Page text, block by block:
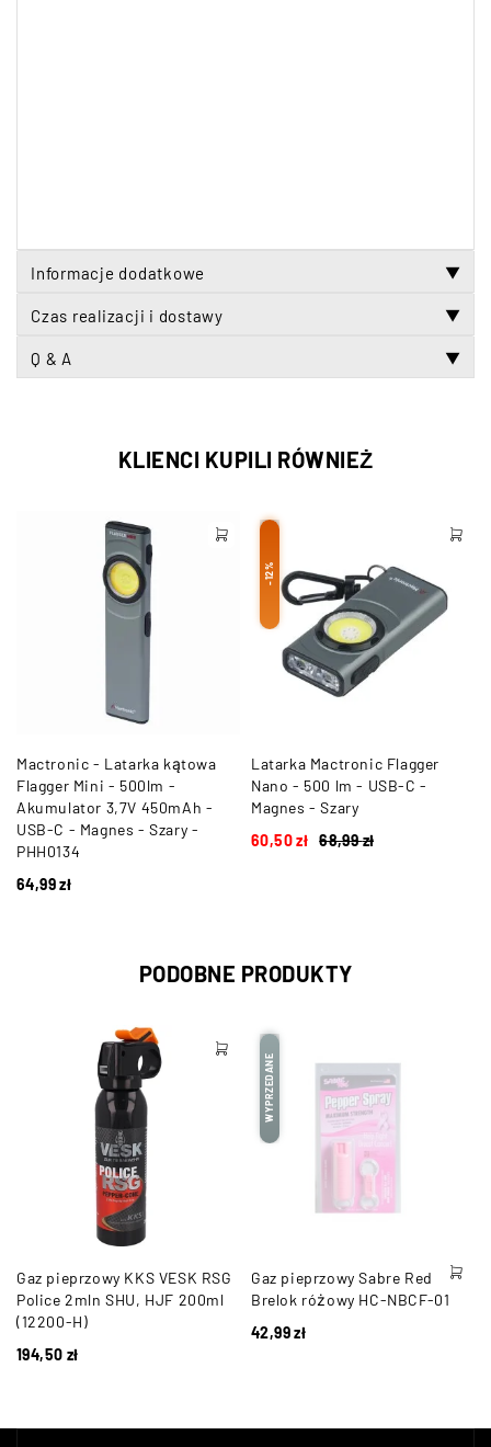
Informacje dodatkowe ▼
Czas realizacji i dostawy ▼
Q & A ▼
KLIENCI KUPILI RÓWNIEŻ
Mactronic - Latarka kątowa
Flagger Mini - 500lm -
Akumulator 3,7V 450mAh -
USB-C - Magnes - Szary -
PHH0134
64,99zł
-12%
Latarka Mactronic Flagger
Nano - 500 lm - USB-C -
Magnes - Szary
68,99zł
60,50zł
PODOBNE PRODUKTY
Gaz pieprzowy KKS VESK RSG
Police 2mln SHU, HJF 200ml
(12200-H)
194,50 zł
WYPRZEDANE
Gaz pieprzowy Sabre Red
Brelok różowy HC-NBCF-01
42,99zł